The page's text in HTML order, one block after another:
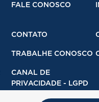
FALE CONOSCO
CONTATO
TRABALHE CONOSCO
CANAL DE
PRIVACIDADE - LGPD